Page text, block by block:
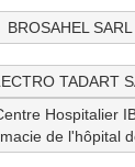
BROSAHEL SARL
TADART
Hospitalier
de l'hôpital